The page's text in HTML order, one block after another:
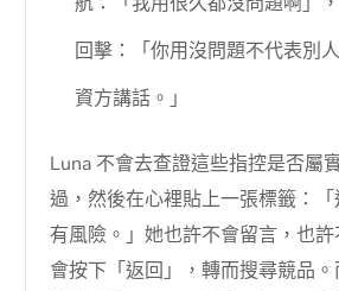
回擊：「你用沒問題不代表別
資方講話。」
Luna 不會去查證這些指控是否屬
過，然後在心裡貼上一張標籤：「
有風險。」她也許不會留言，也
會按下「返回」，轉而搜尋競品